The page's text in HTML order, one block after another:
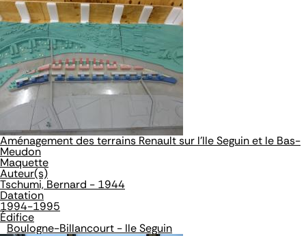
Aménagement des terrains Renault sur l'Ile Seguin et le Bas-
Meudon
Maquette
Auteur(s)
Tschumi, Bernard - 1944
Datation
1994-1995
Édifice
Boulogne-Billancourt - Ile Seguin